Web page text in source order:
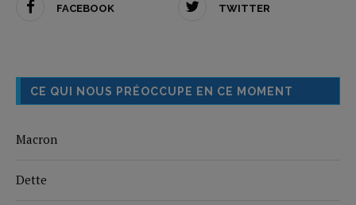
FACEBOOK TWITTER
CE QUI NOUS PRÉOCCUPE EN CE MOMENT
Macron
Dette